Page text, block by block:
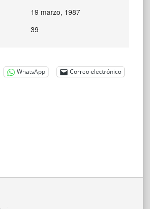
19 marzo, 1987
39
WhatsApp
Correo electrónico